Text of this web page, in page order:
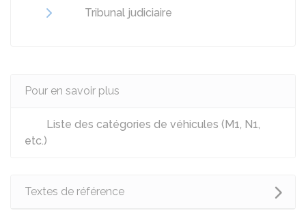
Tribunal judiciaire
Pour en savoir plus
Liste des catégories de véhicules (M1, N1,
etc.)
Textes de référence